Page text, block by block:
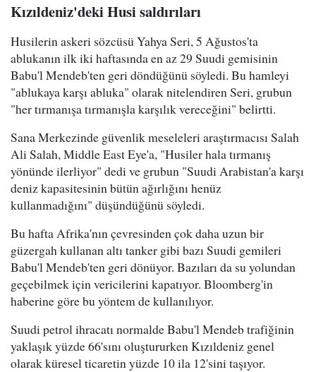
Kızıldeniz'deki Husi saldırıları
Husilerin askeri sözcüsü Yahya Seri, 5 Ağustos'ta
ablukanın ilk iki haftasında en az 29 Suudi gemisinin
Babu'l Mendeb'ten geri döndüğünü söyledi. Bu hamleyi
"ablukaya karşı abluka" olarak nitelendiren Seri, grubun
"her tırmanışa tırmanışla karşılık vereceğini" belirtti.
Sana Merkezinde güvenlik meseleleri araştırmacısı Salah
Ali Salah, Middle East Eye'a, "Husiler hala tırmanış
yönünde ilerliyor" dedi ve grubun "Suudi Arabistan'a karşı
deniz kapasitesinin bütün ağırlığını henüz
kullanmadığını" düşündüğünü söyledi.
Bu hafta Afrika'nın çevresinden çok daha uzun bir
güzergah kullanan altı tanker gibi bazı Suudi gemileri
Babu'l Mendeb'ten geri dönüyor. Bazıları da su yolundan
geçebilmek için vericilerini kapatıyor. Bloomberg'in
haberine göre bu yöntem de kullanılıyor.
Suudi petrol ihracatı normalde Babu'l Mendeb trafiğinin
yaklaşık yüzde 66'sını oluştururken Kızıldeniz genel
olarak küresel ticaretin yüzde 10 ila 12'sini taşıyor.